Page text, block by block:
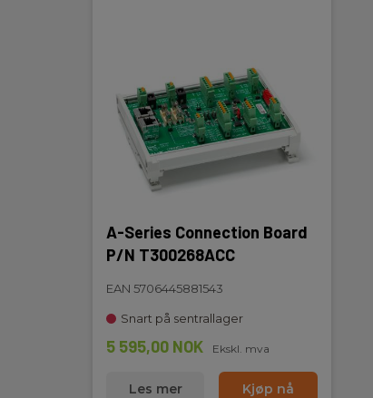
A-Series Connection Board
P/N T300268ACC
EAN 5706445881543
Snart på sentrallager
5 595,00 NOK Ekskl. mva
Les mer Kjøp nå